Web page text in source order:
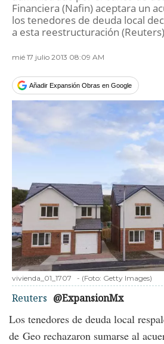
Financiera (Nafin) aceptara un
los tenedores de deuda local
a esta reestructuración
mié 17 julio 2013 08:09 AM
Añadir Expansión Obras en Google
vivienda_01_1707 - (Foto: Getty Images)
Reuters @ExpansionMx
Los tenedores de deuda local
de Geo rechazaron sumarse al